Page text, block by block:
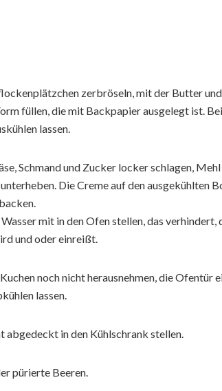
zerbröseln, mit der Butter
füllen, die mit Backpapier ausgelegt ist.
lassen.
Schmand und Zucker locker schlagen,
Die Creme auf den ausgekühlten
mit in den Ofen stellen, das verhindert,
und oder einreißt.
noch nicht herausnehmen, die Ofentür
lassen.
abgedeckt in den Kühlschrank stellen.
pürierte Beeren.